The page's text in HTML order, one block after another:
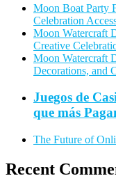
Moon Boat Party
Celebration
Moon Watercraft
Creative
Moon Watercraft
Decorations, and
Juegos de
que más
The Future of
Recent